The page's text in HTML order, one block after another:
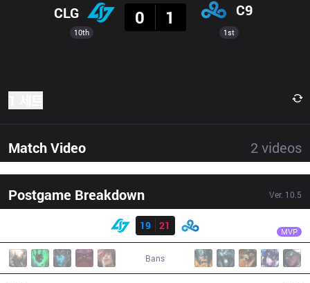
10th
CLG
0
1 C9
1st
Match Video 2 videos
Postgame Breakdown Ver. 10.5
19
21 MVP
Bans